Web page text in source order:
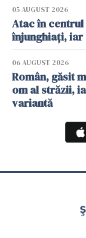
05 AUGUST 2026
Atac în
înjunghiați, iar
06 AUGUST 2026
Român, găsit
om al străzii,
variantă